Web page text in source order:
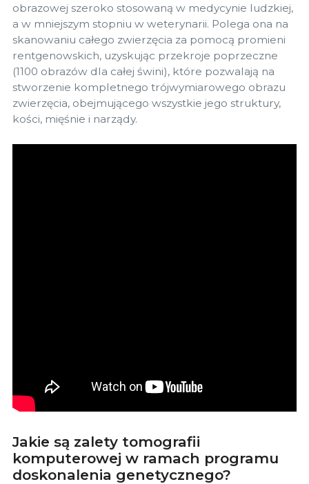
obrazowej szeroko stosowaną w medycynie ludzkiej,
a w mniejszym stopniu w weterynarii. Polega ona na
skanowaniu całego zwierzęcia za pomocą promieni
rentgenowskich, uzyskując przekroje poprzeczne
(1100 obrazów dla całej świni), które pozwalają na
stworzenie kompletnego trójwymiarowego obrazu
zwierzęcia, obejmującego wszystkie jego struktury,
kości, mięśnie i narządy.
Jakie są zalety tomografii
komputerowej w ramach programu
doskonalenia genetycznego?